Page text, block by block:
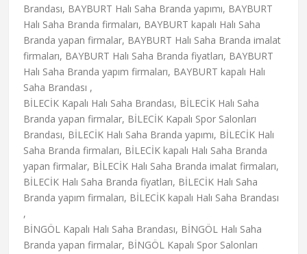
Brandası, BAYBURT Halı Saha Branda yapımı, BAYBURT
Halı Saha Branda firmaları, BAYBURT kapalı Halı Saha
Branda yapan firmalar, BAYBURT Halı Saha Branda imalat
firmaları, BAYBURT Halı Saha Branda fiyatları, BAYBURT
Halı Saha Branda yapım firmaları, BAYBURT kapalı Halı
Saha Brandası ,
BİLECİK Kapalı Halı Saha Brandası, BİLECİK Halı Saha
Branda yapan firmalar, BİLECİK Kapalı Spor Salonları
Brandası, BİLECİK Halı Saha Branda yapımı, BİLECİK Halı
Saha Branda firmaları, BİLECİK kapalı Halı Saha Branda
yapan firmalar, BİLECİK Halı Saha Branda imalat firmaları,
BİLECİK Halı Saha Branda fiyatları, BİLECİK Halı Saha
Branda yapım firmaları, BİLECİK kapalı Halı Saha Brandası
,
BİNGÖL Kapalı Halı Saha Brandası, BİNGÖL Halı Saha
Branda yapan firmalar, BİNGÖL Kapalı Spor Salonları